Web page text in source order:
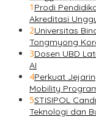
1 Prodi
Akreditasi
2Universitas
Tongmyong
3Dosen UBD
AI
4Perkuat
Mobility
5STISIPOL
Teknologi dan